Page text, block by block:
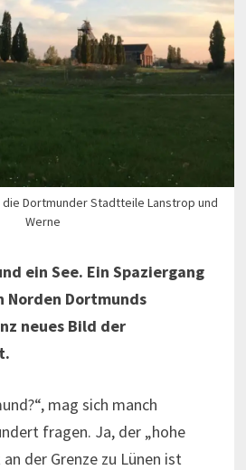
Dortmunder Stadtteile Lanstrop und
Werne
ein See. Ein Spaziergang
Norden Dortmunds
neues Bild der
mag sich manch
fragen. Ja, der „hohe
der Grenze zu Lünen ist